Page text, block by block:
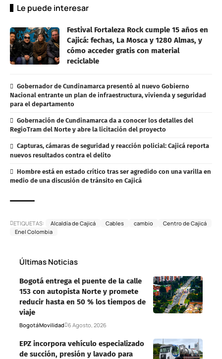
Le puede interesar
Festival Fortaleza Rock cumple 15 años en
Cajicá: fechas, La Mosca y 1280 Almas, y
cómo acceder gratis con material
reciclable
Gobernador de Cundinamarca presentó al nuevo Gobierno
Nacional entrante un plan de infraestructura, vivienda y seguridad
para el departamento
Gobernación de Cundinamarca da a conocer los detalles del
RegioTram del Norte y abre la licitación del proyecto
Capturas, cámaras de seguridad y reacción policial: Cajicá reporta
nuevos resultados contra el delito
Hombre está en estado crítico tras ser agredido con una varilla en
medio de una discusión de tránsito en Cajicá
ETIQUETAS: Alcaldía de Cajicá Cables cambio
Centro de Cajicá
Enel Colombia
Últimas Noticias
Bogotá entrega el puente de la calle
153 con autopista Norte y promete
reducir hasta en 50 % los tiempos de
viaje
BogotáMovilidad 6 Agosto, 2026
EPZ incorpora vehículo especializado
de succión, presión y lavado para